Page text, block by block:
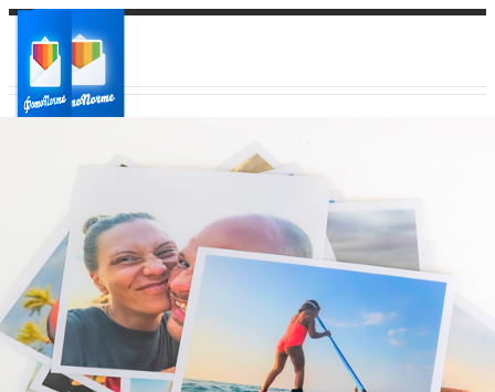
Ваш регион доставки
Выберите из списка: